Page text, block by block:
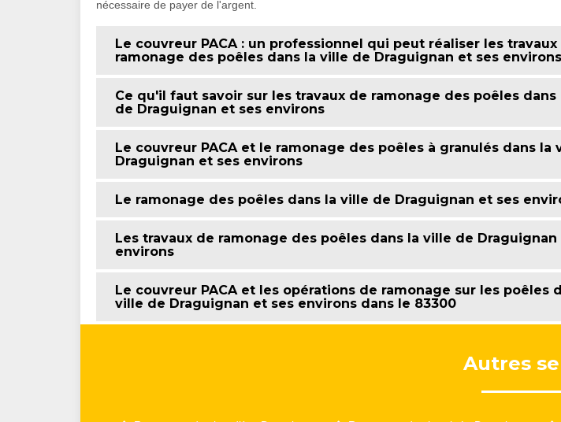
nécessaire de payer de l'argent.
Le couvreur PACA : un professionnel qui peut réaliser les travaux
ramonage des poêles dans la ville de Draguignan et ses environs
Ce qu'il faut savoir sur les travaux de ramonage des poêles dans
de Draguignan et ses environs
Le couvreur PACA et le ramonage des poêles à granulés dans la
Draguignan et ses environs
Le ramonage des poêles dans la ville de Draguignan et ses
Les travaux de ramonage des poêles dans la ville de Draguignan
environs
Le couvreur PACA et les opérations de ramonage sur les poêles
ville de Draguignan et ses environs dans le 83300
Autres